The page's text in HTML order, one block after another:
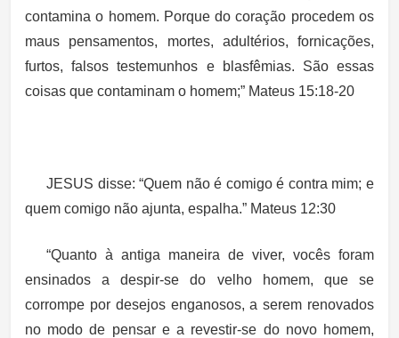
contamina o homem. Porque do coração procedem os
maus pensamentos, mortes, adultérios, fornicações,
furtos, falsos testemunhos e blasfêmias. São essas
coisas que contaminam o homem;” Mateus 15:18-20
JESUS disse: “Quem não é comigo é contra mim; e
quem comigo não ajunta, espalha.” Mateus 12:30
“Quanto à antiga maneira de viver, vocês foram
ensinados a despir-se do velho homem, que se
corrompe por desejos enganosos, a serem renovados
no modo de pensar e a revestir-se do novo homem,